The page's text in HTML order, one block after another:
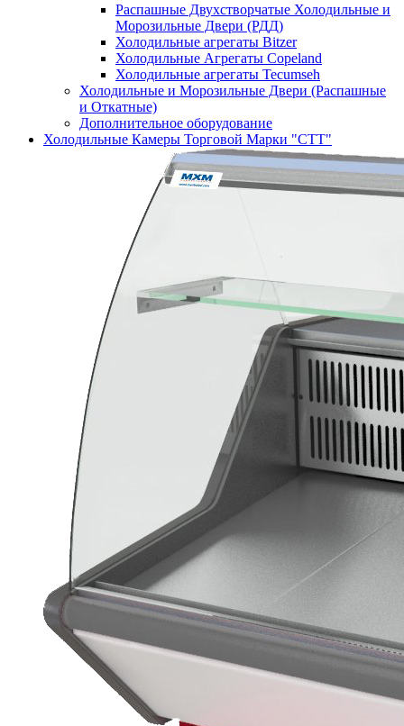
Распашные Двухстворчатые Холодильные и
Морозильные Двери (РДД)
Холодильные агрегаты Bitzer
Холодильные Агрегаты Copeland
Холодильные агрегаты Tecumseh
Холодильные и Морозильные Двери (Распашные
и Откатные)
Дополнительное оборудование
Холодильные Камеры Торговой Марки "СТТ"